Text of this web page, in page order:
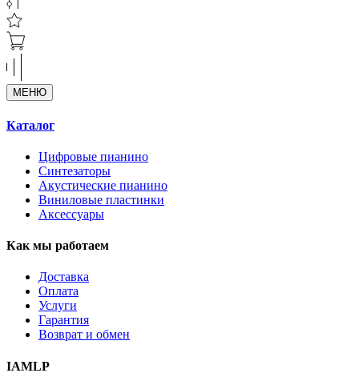
МЕНЮ
Каталог
Цифровые пианино
Синтезаторы
Акустические пианино
Виниловые пластинки
Аксессуары
Как мы работаем
Доставка
Оплата
Услуги
Гарантия
Возврат и обмен
IAMLP